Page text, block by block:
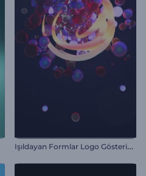
I
şıldayan Formlar Logo Gösterimi